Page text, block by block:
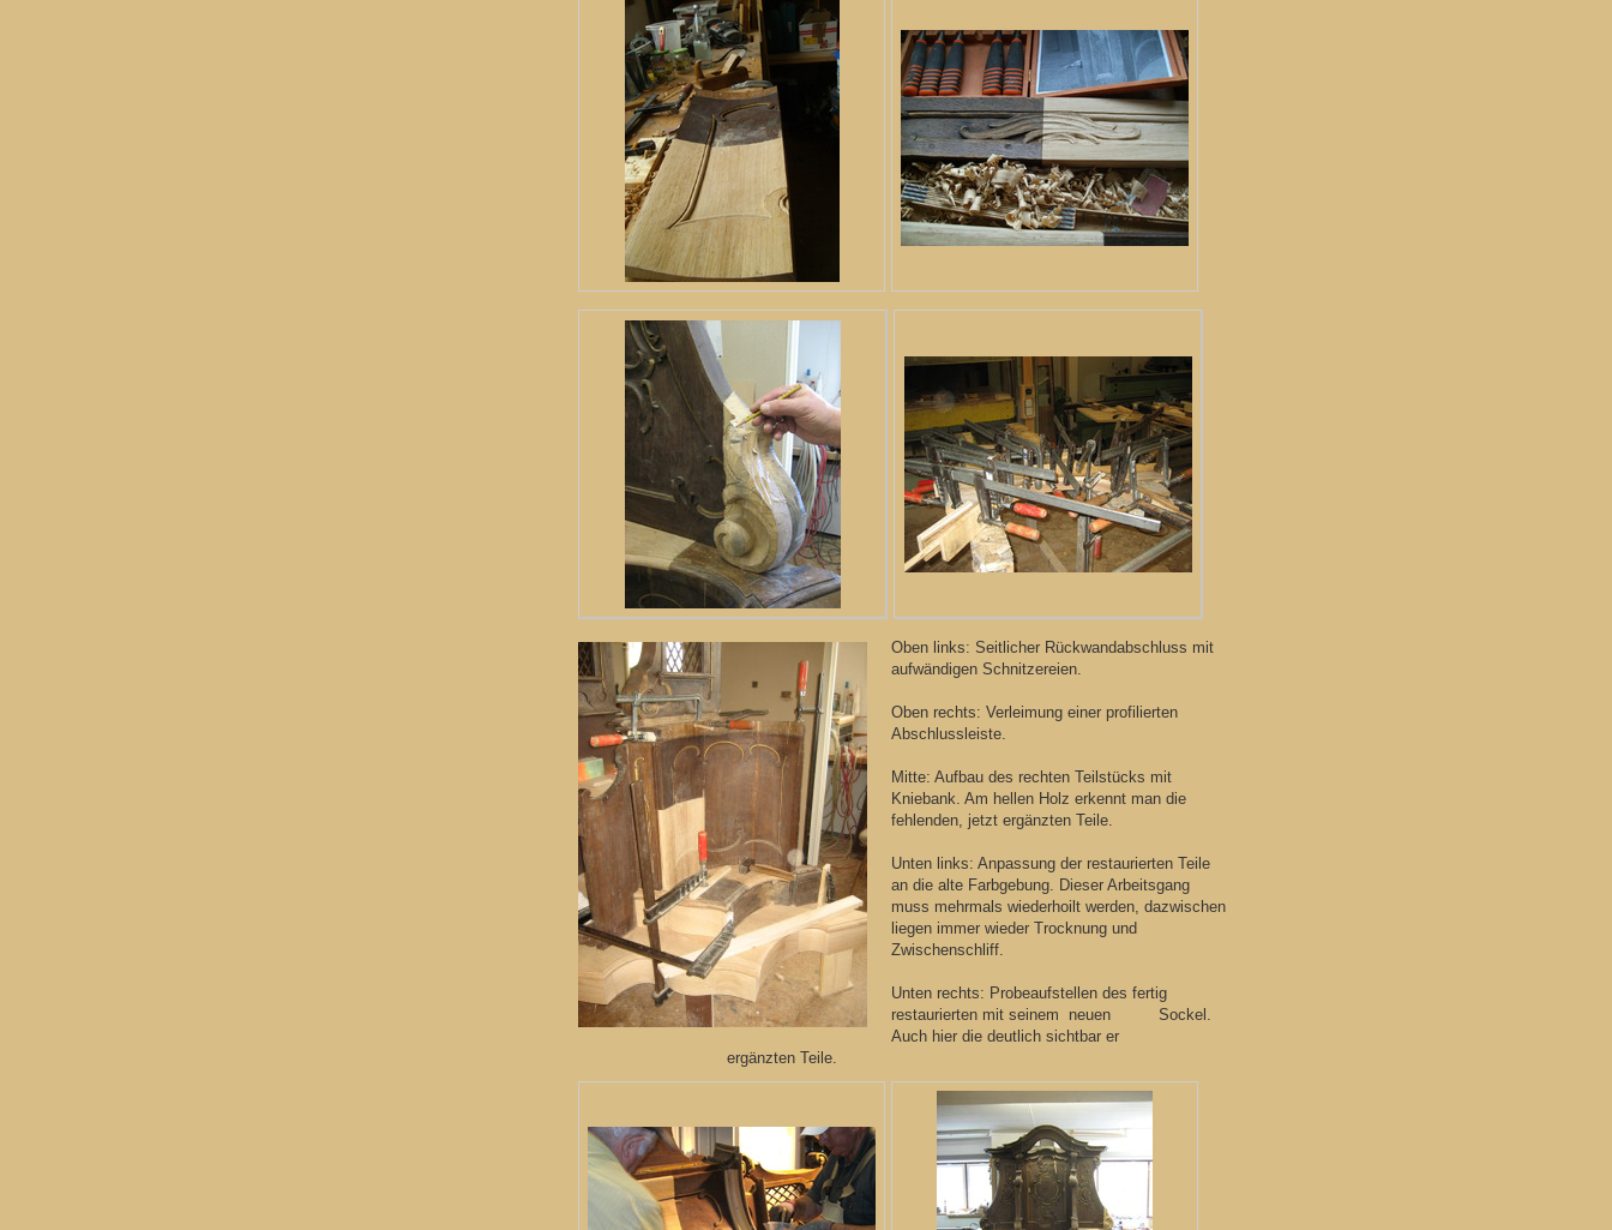
Oben links: Seitlicher Rückwandabschluss mit
aufwändigen Schnitzereien.
Oben rechts: Verleimung einer profilierten
Abschlussleiste.
Mitte: Aufbau des rechten Teilstücks mit
Kniebank. Am hellen Holz erkennt man die
fehlenden, jetzt ergänzten Teile.
Unten links: Anpassung der restaurierten Teile
an die alte Farbgebung. Dieser Arbeitsgang
muss mehrmals wiederhoilt werden, dazwischen
liegen immer wieder Trocknung und
Zwischenschliff.
Unten rechts: Probeaufstellen des fertig
restaurierten mit seinem neuen Sockel.
Auch hier die deutlich sichtbar er
ergänzten Teile.